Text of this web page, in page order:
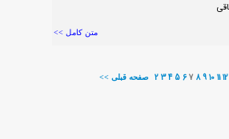
متن کامل >>
<< صفحه قبلی 2 3 4 5 6 7 8 9 10 11 12